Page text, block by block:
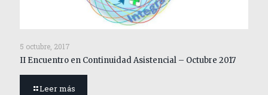
5 octubre, 2017
II Encuentro en Continuidad Asistencial – Octubre 2017
Leer más